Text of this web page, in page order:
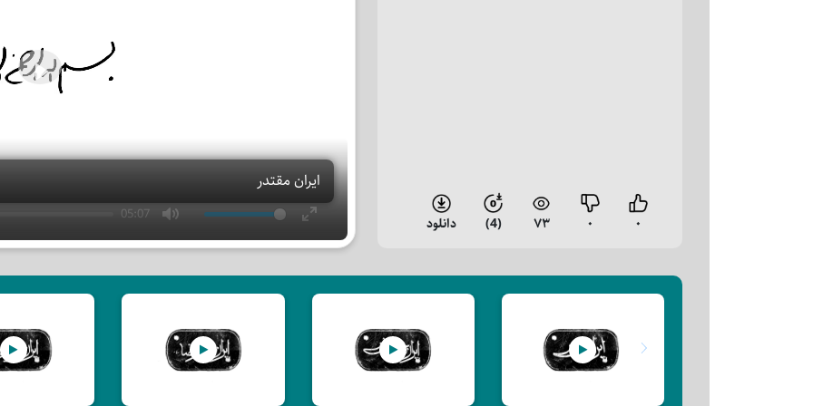
۰ ۰ ۷۳ (4) دانلود 05:07
Mute
Enter
Play
ایران مقتدر